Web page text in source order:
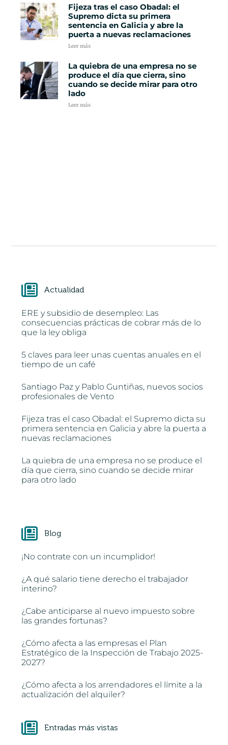
Fijeza tras el caso Obadal: el
Supremo dicta su primera
sentencia en Galicia y abre la
puerta a nuevas reclamaciones
Leer más
La quiebra de una empresa no se
produce el día que cierra, sino
cuando se decide mirar para otro
lado
Leer más
Actualidad
ERE y subsidio de desempleo: Las
consecuencias prácticas de cobrar más de lo
que la ley obliga
5 claves para leer unas cuentas anuales en el
tiempo de un café
Santiago Paz y Pablo Guntiñas, nuevos socios
profesionales de Vento
Fijeza tras el caso Obadal: el Supremo dicta su
primera sentencia en Galicia y abre la puerta a
nuevas reclamaciones
La quiebra de una empresa no se produce el
día que cierra, sino cuando se decide mirar
para otro lado
Blog
¡No contrate con un incumplidor!
¿A qué salario tiene derecho el trabajador
interino?
¿Cabe anticiparse al nuevo impuesto sobre
las grandes fortunas?
¿Cómo afecta a las empresas el Plan
Estratégico de la Inspección de Trabajo 2025-
2027?
¿Cómo afecta a los arrendadores el límite a la
actualización del alquiler?
Entradas más vistas